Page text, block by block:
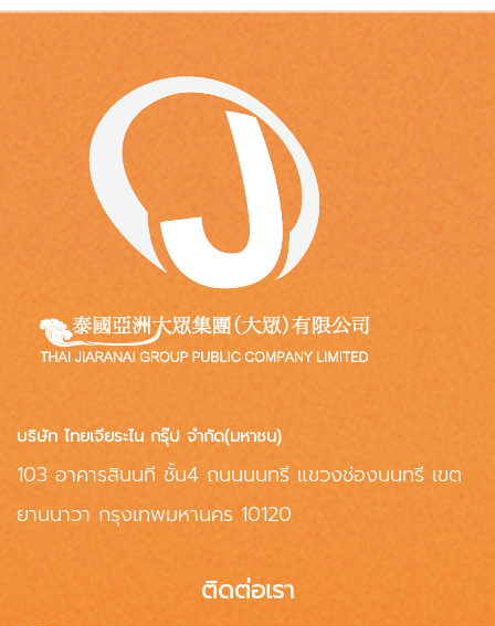
บริษัท ไทยเจียระไน กรุ๊ป จำกัด(มหาชน)
103 อาคารสินนที ชั้น4 ถนนนนทรี แขวงช่องนนทรี เขต
ยานนาวา กรุงเทพมหานคร 10120
ติดต่อเรา